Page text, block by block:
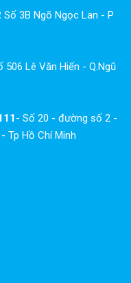
Số 3B Ngõ Ngọc Lan - P
506 Lê Văn Hiến - Q.Ngũ
- Số 20 - đường số 2 -
Tp Hồ Chí Minh